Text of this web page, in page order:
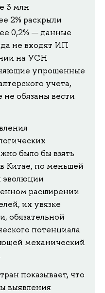
3 млн
2% раскрыли
0,2% — данные
не входят ИП
на УСН
упрощенные
учета,
не обязаны вести
было бы взять
в Китае, по меньшей
эволюции
расширении
их увязке
обязательной
потенциала
механический
показывает, что
выявления